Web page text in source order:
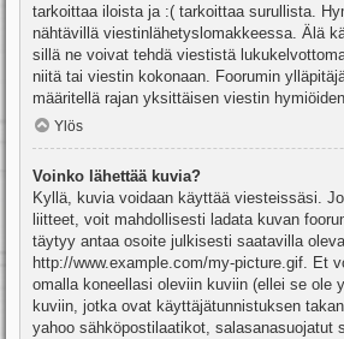
tarkoittaa iloista ja :( tarkoittaa surullista.
nähtävillä viestinlähetyslomakkeessa. Älä
sillä ne voivat tehdä viestistä
niitä tai viestin kokonaan. Foorumin
määritellä rajan yksittäisen viestin
Ylös
Voinko lähettää kuvia?
Kyllä, kuvia voidaan käyttää viesteissäsi.
liitteet, voit mahdollisesti ladata kuvan
täytyy antaa osoite julkisesti saatavilla
http://www.example.com/my-picture.gif. Et
omalla koneellasi oleviin kuviin (ellei se ole
kuviin, jotka ovat käyttäjätunnistuksen
yahoo sähköpostilaatikot, salasanasuojatut